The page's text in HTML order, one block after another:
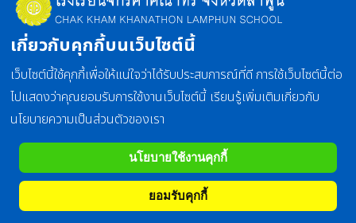
เกี่ยวกับคุกกี้บนเว็บไซต์นี้
เว็บไซต์นี้ใช้คุกกี้เพื่อให้แน่ใจว่าได้รับประสบการณ์ที่ดี การใช้เว็บไซต์นี้ต่อ
ไปแสดงว่าคุณยอมรับการใช้งานเว็บไซต์นี้ เรียนรู้เพิ่มเติมเกี่ยวกับ
นโยบายความเป็นส่วนตัวของเรา
นโยบายใช้งานคุกกี้
ยอมรับคุกกี้
สุขศึกษาและพลศึกษา
มุ่งเน้นให้ผู้เรียนพัฒนาพฤติกรรมด้านความรู้ เจตคติ
คุณธรรม ค่านิยม และ การปฏิบัติเกี่ยวกับสุขภาพควบคู่ไปด้วย
กัน เพื่อให้มีสุขภาพจิตและสุขภาพกายที่ดี
รายละเอียด